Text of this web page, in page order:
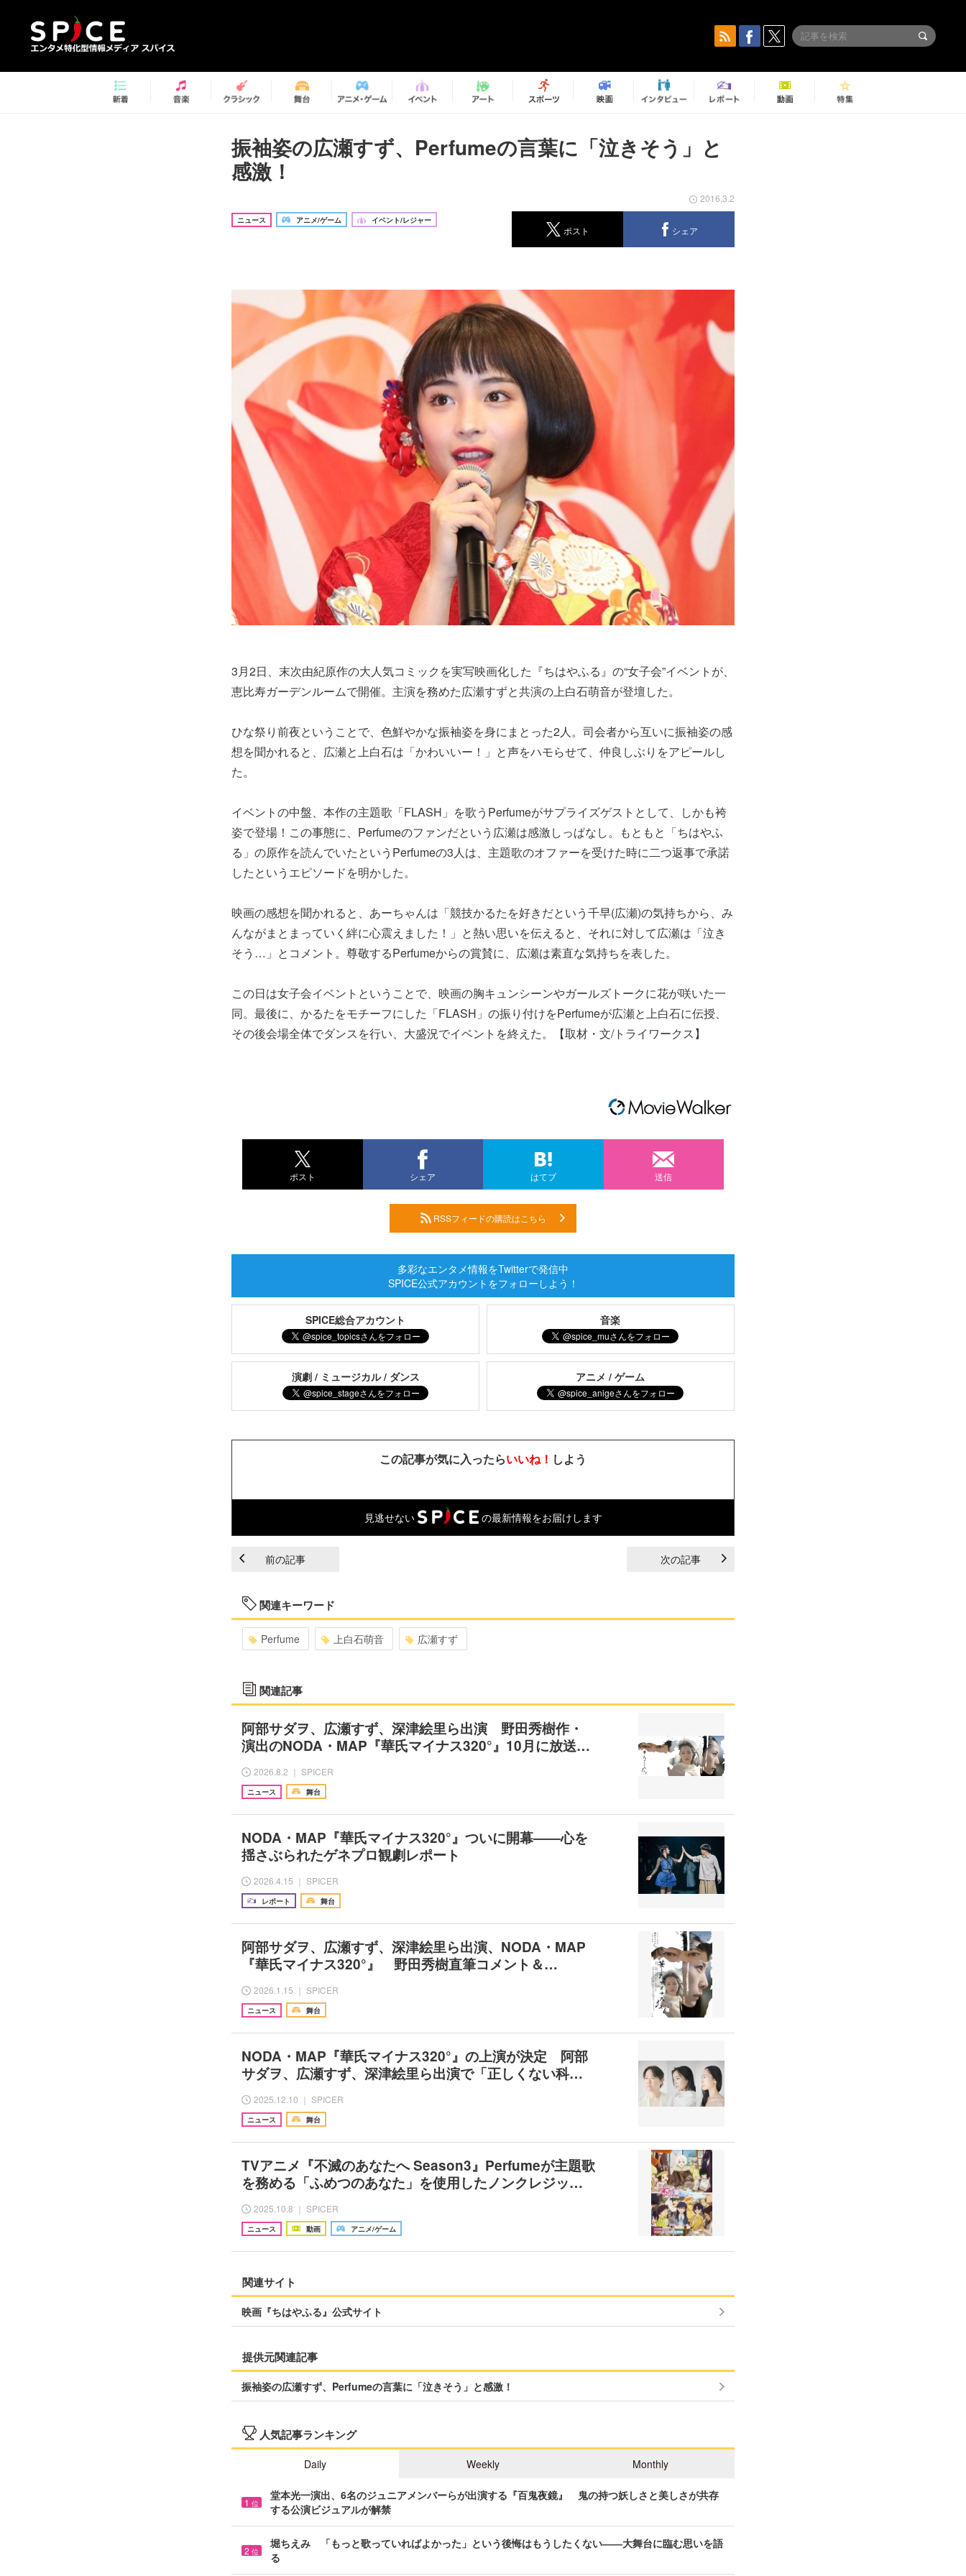
振袖姿の広瀬すず、Perfumeの言葉に「泣きそう」と
感激！
ニュース アニメ/ゲーム イベント/レジャー
2016.3.2
ポスト シェア
3月2日、末次由紀原作の大人気コミックを実写映画化した『ちはやふる』の“女子会”イベントが、
恵比寿ガーデンルームで開催。主演を務めた広瀬すずと共演の上白石萌音が登壇した。
ひな祭り前夜ということで、色鮮やかな振袖姿を身にまとった2人。司会者から互いに振袖姿の感
想を聞かれると、広瀬と上白石は「かわいいー！」と声をハモらせて、仲良しぶりをアピールし
た。
イベントの中盤、本作の主題歌「FLASH」を歌うPerfumeがサプライズゲストとして、しかも袴
姿で登場！この事態に、Perfumeのファンだという広瀬は感激しっぱなし。もともと「ちはやふ
る」の原作を読んでいたというPerfumeの3人は、主題歌のオファーを受けた時に二つ返事で承諾
したというエピソードを明かした。
映画の感想を聞かれると、あーちゃんは「競技かるたを好きだという千早(広瀬)の気持ちから、み
んながまとまっていく絆に心震えました！」と熱い思いを伝えると、それに対して広瀬は「泣き
そう…」とコメント。尊敬するPerfumeからの賞賛に、広瀬は素直な気持ちを表した。
この日は女子会イベントということで、映画の胸キュンシーンやガールズトークに花が咲いた一
同。最後に、かるたをモチーフにした「FLASH」の振り付けをPerfumeが広瀬と上白石に伝授、
その後会場全体でダンスを行い、大盛況でイベントを終えた。【取材・文/トライワークス】
ポスト シェア はてブ 送信
RSSフィードの購読はこちら
多彩なエンタメ情報をTwitterで発信中
SPICE公式アカウントをフォローしよう！
SPICE総合アカウント 音楽
演劇 / ミュージカル / ダンス アニメ / ゲーム
この記事が気に入ったらいいね！ しよう
見逃せない の最新情報をお届けします
前の記事 次の記事
関連キーワード
Perfume 上白石萌音 広瀬すず
関連記事
阿部サダヲ、広瀬すず、深津絵里ら出演 野田秀樹作・
演出のNODA・MAP『華氏マイナス320°』10月に放送…
2026.8.2 ｜ SPICER
ニュース 舞台
NODA・MAP『華氏マイナス320°』ついに開幕――心を
揺さぶられたゲネプロ観劇レポート
2026.4.15 ｜ SPICER
レポート 舞台
阿部サダヲ、広瀬すず、深津絵里ら出演、NODA・MAP
『華氏マイナス320°』 野田秀樹直筆コメント＆…
2026.1.15 ｜ SPICER
ニュース 舞台
NODA・MAP『華氏マイナス320°』の上演が決定 阿部
サダヲ、広瀬すず、深津絵里ら出演で「正しくない科…
2025.12.10 ｜ SPICER
ニュース 舞台
TVアニメ『不滅のあなたへ Season3』Perfumeが主題歌
を務める「ふめつのあなた」を使用したノンクレジッ…
2025.10.8 ｜ SPICER
ニュース 動画 アニメ/ゲーム
関連サイト
映画『ちはやふる』公式サイト
提供元関連記事
振袖姿の広瀬すず、Perfumeの言葉に「泣きそう」と感激！
人気記事ランキング
Daily Weekly Monthly
1 位
堂本光一演出、6名のジュニアメンバーらが出演する『百鬼夜鏡』 鬼の持つ妖しさと美しさが共存
する公演ビジュアルが解禁
2 位
堀ちえみ 「もっと歌っていればよかった」という後悔はもうしたくない――大舞台に臨む思いを語
る